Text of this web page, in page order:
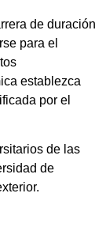
de duración
para el
establezca
por el
de las
de